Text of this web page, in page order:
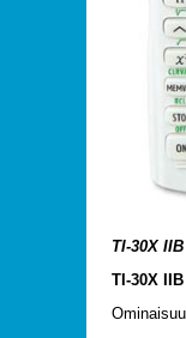
TI-30X
TI-30X IIB